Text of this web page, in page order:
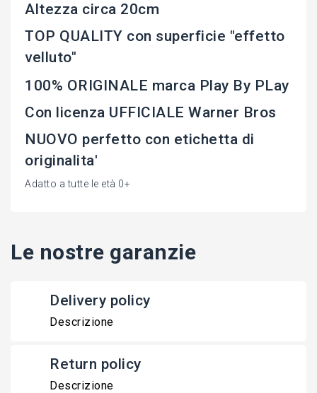
Altezza circa 20cm
TOP QUALITY con superficie "effetto
velluto"
100% ORIGINALE marca Play By PLay
Con licenza UFFICIALE Warner Bros
NUOVO perfetto con etichetta di
originalita'
Adatto a tutte le età 0+
Le nostre garanzie
Delivery policy
Descrizione
Return policy
Descrizione